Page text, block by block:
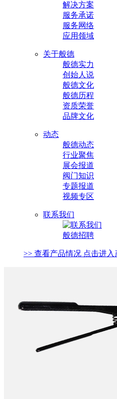
解决方案
服务承诺
服务网络
应用领域
关于般德
般德实力
创始人说
般德文化
般德历程
资质荣誉
品牌文化
动态
般德动态
行业聚焦
展会报道
阀门知识
专题报道
视频专区
联系我们
般德招聘
>> 查看产品情况 点击进入